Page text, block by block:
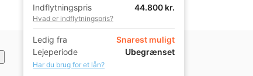
Indflytningspris 44.800 kr.
Hvad er indflytningspris?
Ledig fra
Snarest muligt
Lejeperiode
Ubegrænset
Har du brug for et lån?